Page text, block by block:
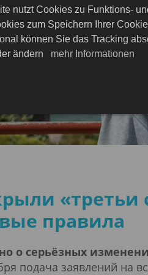
«третьи
правила
о серьёзных
подача заявлений на
nutzt Cookies zu Funktions-
zum Speichern Ihrer
können Sie das Tracking
ändern
mehr Informationen